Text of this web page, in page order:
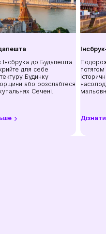
до Будапешта
для себе
Будинку
або розслабтеся
Сечені.
потягом